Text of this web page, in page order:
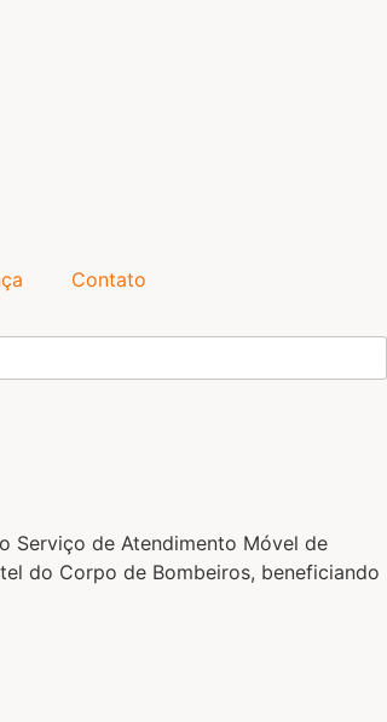
Contato
Serviço de Atendimento Móvel de
do Corpo de Bombeiros, beneficiando